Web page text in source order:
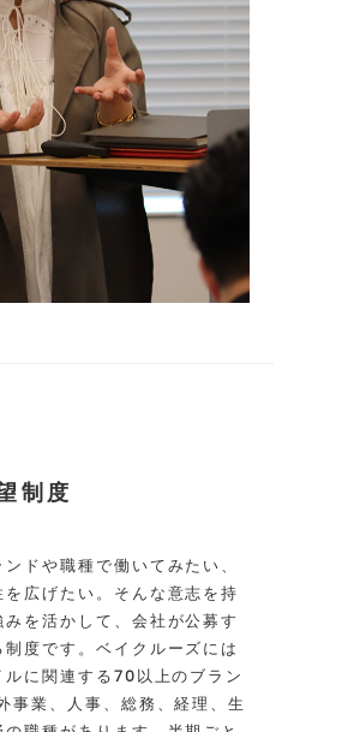
制度
ドや職種で働いてみたい、
広げたい。そんな意志を持
を活かして、会社が公募す
度です。ベイクルーズには
に関連する70以上のブラン
事業、人事、総務、経理、生